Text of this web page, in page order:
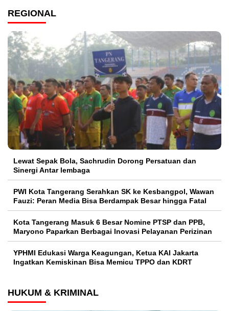
REGIONAL
Lewat Sepak Bola, Sachrudin Dorong Persatuan dan
Sinergi Antar lembaga
PWI Kota Tangerang Serahkan SK ke Kesbangpol, Wawan
Fauzi: Peran Media Bisa Berdampak Besar hingga Fatal
Kota Tangerang Masuk 6 Besar Nomine PTSP dan PPB,
Maryono Paparkan Berbagai Inovasi Pelayanan Perizinan
YPHMI Edukasi Warga Keagungan, Ketua KAI Jakarta
Ingatkan Kemiskinan Bisa Memicu TPPO dan KDRT
HUKUM & KRIMINAL